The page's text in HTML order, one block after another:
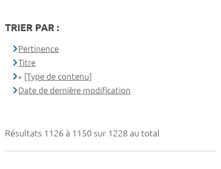
Résultats 1126 à 1150 sur 1228 au total
TRIER PAR :
Pertinence
Titre
[Type de contenu]
Date de dernière modification